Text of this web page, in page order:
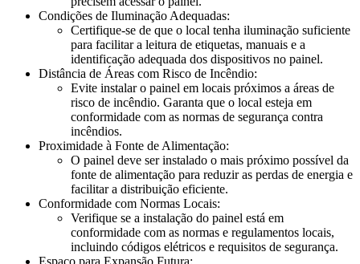
Condições de Iluminação Adequadas:
Certifique-se de que o local tenha iluminação suficiente
para facilitar a leitura de etiquetas, manuais e a
identificação adequada dos dispositivos no painel.
Distância de Áreas com Risco de Incêndio:
Evite instalar o painel em locais próximos a áreas de
risco de incêndio. Garanta que o local esteja em
conformidade com as normas de segurança contra
incêndios.
Proximidade à Fonte de Alimentação:
O painel deve ser instalado o mais próximo possível da
fonte de alimentação para reduzir as perdas de energia e
facilitar a distribuição eficiente.
Conformidade com Normas Locais:
Verifique se a instalação do painel está em
conformidade com as normas e regulamentos locais,
incluindo códigos elétricos e requisitos de segurança.
Espaço para Expansão Futura: